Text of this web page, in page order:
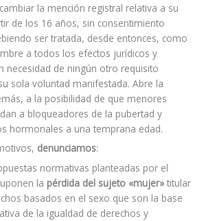
la mención registral relativa a su
de los 16 años, sin consentimiento
ser tratada, desde entonces, como
a todos los efectos jurídicos y
necesidad de ningún otro requisito
sola voluntad manifestada. Abre la
a la posibilidad de que menores
a bloqueadores de la pubertad y
hormonales a una temprana edad.
denunciamos:
normativas planteadas por el
la pérdida del sujeto «mujer» titular
basados en el sexo que son la base
de la igualdad de derechos y